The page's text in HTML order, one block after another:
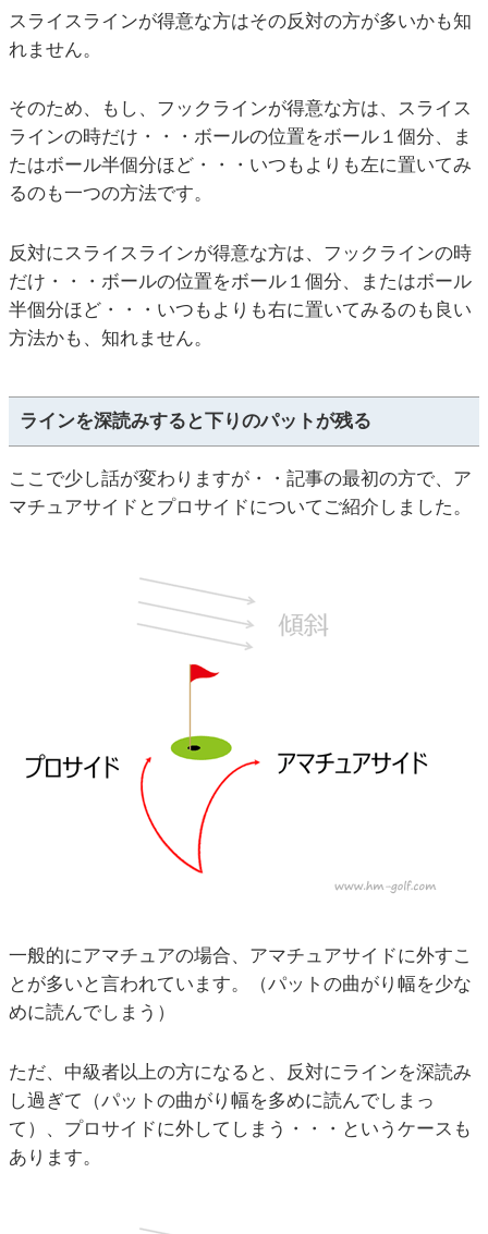
スライスラインが得意な方はその反対の方が多いかも知
れません。
そのため、もし、フックラインが得意な方は、スライス
ラインの時だけ・・・ボールの位置をボール１個分、ま
たはボール半個分ほど・・・いつもよりも左に置いてみ
るのも一つの方法です。
反対にスライスラインが得意な方は、フックラインの時
だけ・・・ボールの位置をボール１個分、またはボール
半個分ほど・・・いつもよりも右に置いてみるのも良い
方法かも、知れません。
ラインを深読みすると下りのパットが残る
ここで少し話が変わりますが・・記事の最初の方で、ア
マチュアサイドとプロサイドについてご紹介しました。
一般的にアマチュアの場合、アマチュアサイドに外すこ
とが多いと言われています。（パットの曲がり幅を少な
めに読んでしまう）
ただ、中級者以上の方になると、反対にラインを深読み
し過ぎて（パットの曲がり幅を多めに読んでしまっ
て）、プロサイドに外してしまう・・・というケースも
あります。